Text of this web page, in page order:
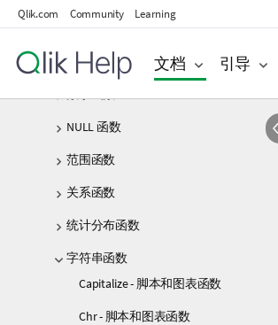
Qlik.com Community Learning
文档 引导
逻辑函数
映射函数
NULL 函数
范围函数
关系函数
统计分布函数
字符串函数
Capitalize - 脚本和图表函数
Chr - 脚本和图表函数